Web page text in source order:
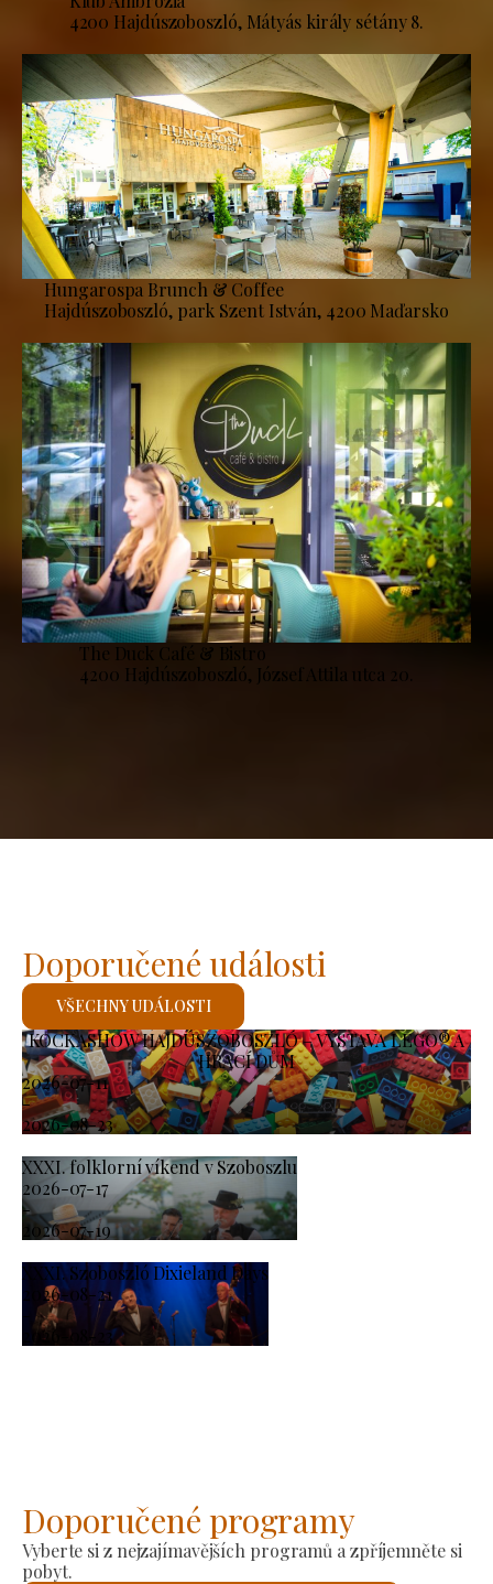
4200 Hajdúszoboszló, Mátyás király sétány 8.
Hungarospa Brunch & Coffee
Hajdúszoboszló, park Szent István, 4200 Maďarsko
The Duck Café & Bistro
4200 Hajdúszoboszló, József Attila utca 20.
KOCKASHOW HAJDÚSZOBOSZLÓ – VÝSTAVA LEGO® A
HRACÍ DŮM
2026-07-11
-
2026-08-23
XXXI. folklorní víkend v Szoboszlu
2026-07-17
-
2026-07-19
XXXI. Szoboszló Dixieland Days
2026-08-21
-
2026-08-23
Doporučené události
VŠECHNY UDÁLOSTI
Doporučené programy
Vyberte si z nejzajímavějších programů a zpříjemněte si
pobyt.